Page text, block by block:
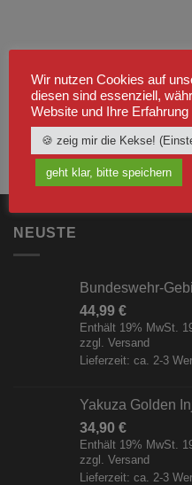
NEUSTE
Bundeswehr-
44,99 €
Enthält 19% MwSt.
zzgl. Versand
Lieferzeit: ca. 2-3
Yakuza Golden
34,90 €
Enthält 19% MwSt.
zzgl. Versand
Lieferzeit: ca. 2-3
Wir nutzen Cookies auf
diesen sind essenziell,
Website und Ihre
🍪 zeig mir die Kekse!
geht klar, bitte speichern